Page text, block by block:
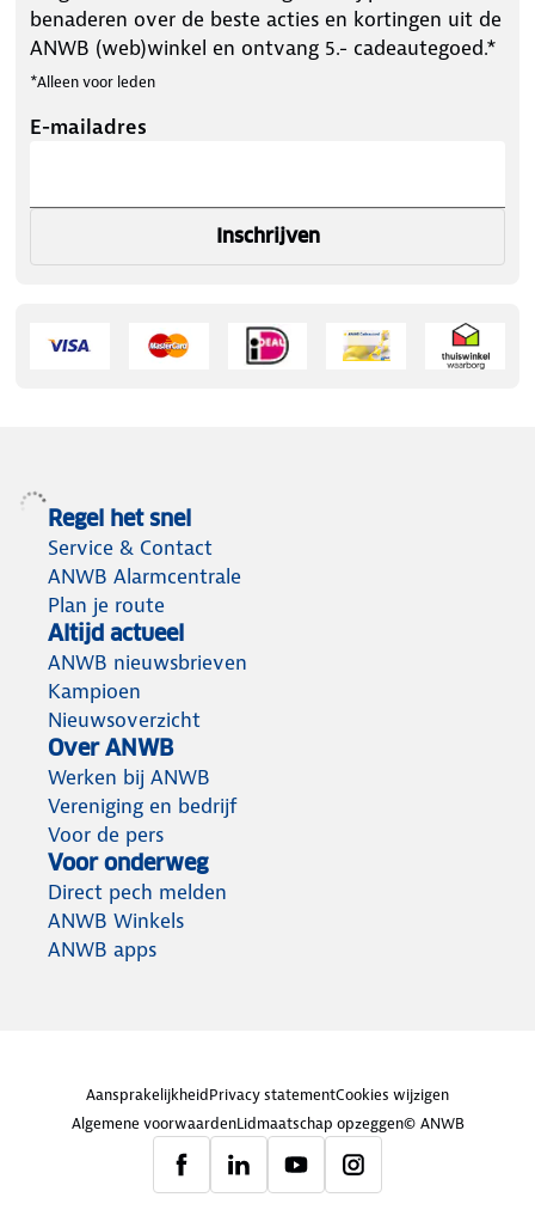
benaderen over de beste acties en kortingen uit de
ANWB (web)winkel en ontvang 5.- cadeautegoed.*
*Alleen voor leden
E-mailadres
Inschrijven
Regel het snel
Service & Contact
ANWB Alarmcentrale
Plan je route
Altijd actueel
ANWB nieuwsbrieven
Kampioen
Nieuwsoverzicht
Over ANWB
Werken bij ANWB
Vereniging en bedrijf
Voor de pers
Voor onderweg
Direct pech melden
ANWB Winkels
ANWB apps
AansprakelijkheidPrivacy statementCookies wijzigen
Algemene voorwaardenLidmaatschap opzeggen© ANWB